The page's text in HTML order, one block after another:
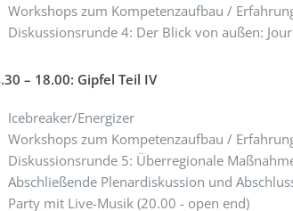
Workshops zum Kompetenzaufbau /
Diskussionsrunde 4: Der Blick von außen:
– 18.00: Gipfel Teil IV
Icebreaker/Energizer
Workshops zum Kompetenzaufbau /
Diskussionsrunde 5: Überregionale
Abschließende Plenardiskussion und
Party mit Live-Musik (20.00 - open end)